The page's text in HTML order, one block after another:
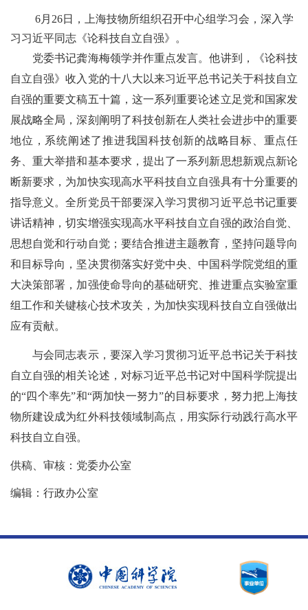
6月 26日，上海技物所组织召开中心组学习会，深入学
习习近平同志《论科技自立自强》。
党委书记龚海梅领学并作重点发言。他讲到，《论科技
自立自强》收入党的十八大以来习近平总书记关于科技自立
自强的重要文稿五十篇，这一系列重要论述立足党和国家发
展战略全局，深刻阐明了科技创新在人类社会进步中的重要
地位，系统阐述了推进我国科技创新的战略目标、重点任
务、重大举措和基本要求，提出了一系列新思想新观点新论
断新要求，为加快实现高水平科技自立自强具有十分重要的
指导意义。全所党员干部要深入学习贯彻习近平总书记重要
讲话精神，切实增强实现高水平科技自立自强的政治自觉、
思想自觉和行动自觉；要结合推进主题教育，坚持问题导向
和目标导向，坚决贯彻落实好党中央、中国科学院党组的重
大决策部署，加强使命导向的基础研究、推进重点实验室重
组工作和关键核心技术攻关，为加快实现科技自立自强做出
应有贡献。
与会同志表示，要深入学习贯彻习近平总书记关于科技
自立自强的相关论述，对标习近平总书记对中国科学院提出
的“四个率先”和“两加快一努力”的目标要求，努力把上海技
物所建设成为红外科技领域制高点，用实际行动践行高水平
科技自立自强。
供稿、审核：党委办公室
编辑：行政办公室